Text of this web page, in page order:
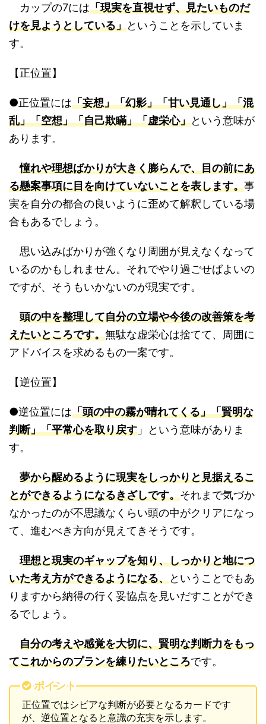
カップの7には「現実を直視せず、見たいものだ
けを見ようとしている」ということを示していま
す。
【正位置】
●正位置には「妄想」「幻影」「甘い見通し」「混
乱」「空想」「自己欺瞞」「虚栄心」という意味が
あります。
憧れや理想ばかりが大きく膨らんで、目の前にあ
る懸案事項に目を向けていないことを表します。事
実を自分の都合の良いように歪めて解釈している場
合もあるでしょう。
思い込みばかりが強くなり周囲が見えなくなって
いるのかもしれません。それでやり過ごせばよいの
ですが、そうもいかないのが現実です。
頭の中を整理して自分の立場や今後の改善策を考
えたいところです。無駄な虚栄心は捨てて、周囲に
アドバイスを求めるもの一案です。
【逆位置】
●逆位置には「頭の中の霧が晴れてくる」「賢明な
判断」「平常心を取り戻す 」という意味がありま
す。
夢から醒めるように現実をしっかりと見据えるこ
とができるようになるきざしです。それまで気づか
なかったのが不思議なくらい頭の中がクリアになっ
て、進むべき方向が見えてきそうです。
理想と現実のギャップを知り、しっかりと地につ
いた考え方ができるようになる、ということでもあ
りますから納得の行く妥協点を見いだすことができ
るでしょう。
自分の考えや感覚を大切に、賢明な判断力をもっ
てこれからのプランを練りたいところです。
ポイント
正位置ではシビアな判断が必要となるカードです
が、逆位置となると意識の充実を示します。